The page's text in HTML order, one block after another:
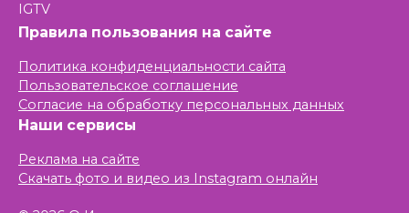
IGTV
Правила пользования на сайте
Политика конфиденциальности сайта
Пользовательское соглашение
Согласие на обработку персональных данных
Наши сервисы
Реклама на сайте
Скачать фото и видео из Instagram онлайн